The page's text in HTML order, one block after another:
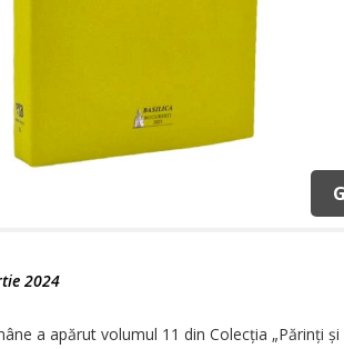
2024
a apărut volumul 11 din Colecția „Părinți